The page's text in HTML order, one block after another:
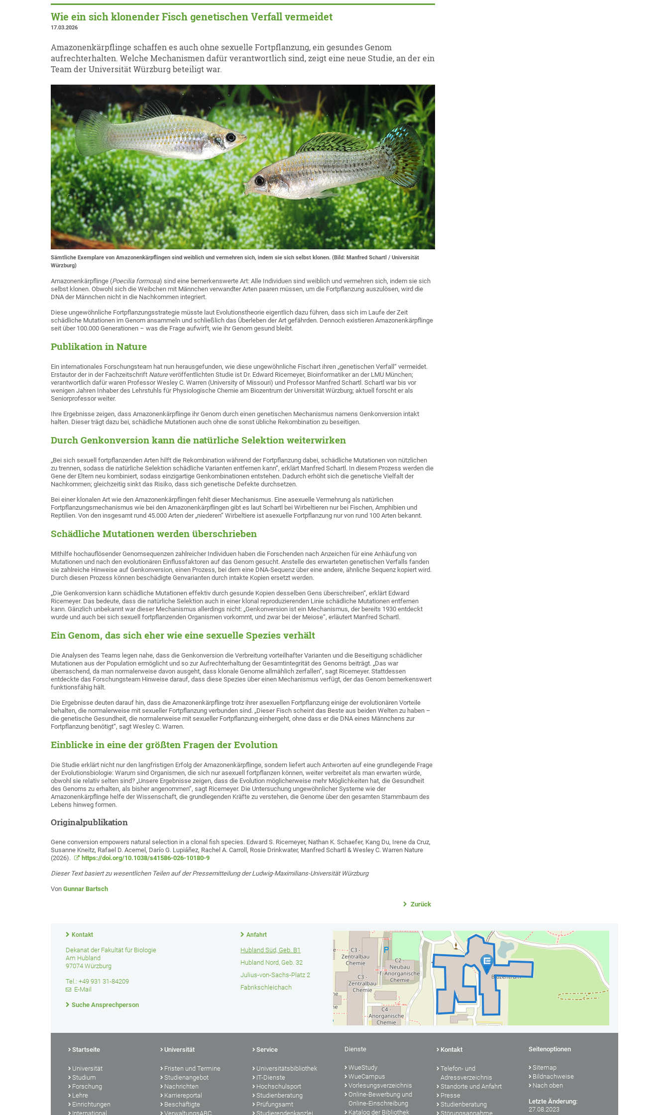
Wie ein sich klonender Fisch genetischen Verfall vermeidet
17.03.2026
Amazonenkärpflinge schaffen es auch ohne sexuelle Fortpflanzung, ein gesundes Genom
aufrechterhalten. Welche Mechanismen dafür verantwortlich sind, zeigt eine neue Studie, an der ein
Team der Universität Würzburg beteiligt war.
Sämtliche Exemplare von Amazonenkärpflingen sind weiblich und vermehren sich, indem sie sich selbst klonen. (Bild: Manfred Schartl / Universität
Würzburg)
Amazonenkärpflinge (Poecilia formosa) sind eine bemerkenswerte Art: Alle Individuen sind weiblich und vermehren sich, indem sie sich
selbst klonen. Obwohl sich die Weibchen mit Männchen verwandter Arten paaren müssen, um die Fortpflanzung auszulösen, wird die
DNA der Männchen nicht in die Nachkommen integriert.
Diese ungewöhnliche Fortpflanzungsstrategie müsste laut Evolutionstheorie eigentlich dazu führen, dass sich im Laufe der Zeit
schädliche Mutationen im Genom ansammeln und schließlich das Überleben der Art gefährden. Dennoch existieren Amazonenkärpflinge
seit über 100.000 Generationen – was die Frage aufwirft, wie ihr Genom gesund bleibt.
Publikation in Nature
Ein internationales Forschungsteam hat nun herausgefunden, wie diese ungewöhnliche Fischart ihren „genetischen Verfall“ vermeidet.
Erstautor der in der Fachzeitschrift Natureveröffentlichten Studie ist Dr. Edward Ricemeyer, Bioinformatiker an der LMU München;
verantwortlich dafür waren Professor Wesley C. Warren (University of Missouri) und Professor Manfred Schartl. Schartl war bis vor
wenigen Jahren Inhaber des Lehrstuhls für Physiologische Chemie am Biozentrum der Universität Würzburg; aktuell forscht er als
Seniorprofessor weiter.
Ihre Ergebnisse zeigen, dass Amazonenkärpflinge ihr Genom durch einen genetischen Mechanismus namens Genkonversion intakt
halten. Dieser trägt dazu bei, schädliche Mutationen auch ohne die sonst übliche Rekombination zu beseitigen.
Durch Genkonversion kann die natürliche Selektion weiterwirken
„Bei sich sexuell fortpflanzenden Arten hilft die Rekombination während der Fortpflanzung dabei, schädliche Mutationen von nützlichen
zu trennen, sodass die natürliche Selektion schädliche Varianten entfernen kann“, erklärt Manfred Schartl. In diesem Prozess werden die
Gene der Eltern neu kombiniert, sodass einzigartige Genkombinationen entstehen. Dadurch erhöht sich die genetische Vielfalt der
Nachkommen; gleichzeitig sinkt das Risiko, dass sich genetische Defekte durchsetzen.
Bei einer klonalen Art wie den Amazonenkärpflingen fehlt dieser Mechanismus. Eine asexuelle Vermehrung als natürlichen
Fortpflanzungsmechanismus wie bei den Amazonenkärpflingen gibt es laut Schartl bei Wirbeltieren nur bei Fischen, Amphibien und
Reptilien. Von den insgesamt rund 45.000 Arten der „niederen“ Wirbeltiere ist asexuelle Fortpflanzung nur von rund 100 Arten bekannt.
Schädliche Mutationen werden überschrieben
Mithilfe hochauflösender Genomsequenzen zahlreicher Individuen haben die Forschenden nach Anzeichen für eine Anhäufung von
Mutationen und nach den evolutionären Einflussfaktoren auf das Genom gesucht. Anstelle des erwarteten genetischen Verfalls fanden
sie zahlreiche Hinweise auf Genkonversion, einen Prozess, bei dem eine DNA-Sequenz über eine andere, ähnliche Sequenz kopiert wird.
Durch diesen Prozess können beschädigte Genvarianten durch intakte Kopien ersetzt werden.
„Die Genkonversion kann schädliche Mutationen effektiv durch gesunde Kopien desselben Gens überschreiben“, erklärt Edward
Ricemeyer. Das bedeute, dass die natürliche Selektion auch in einer klonal reproduzierenden Linie schädliche Mutationen entfernen
kann. Gänzlich unbekannt war dieser Mechanismus allerdings nicht: „Genkonversion ist ein Mechanismus, der bereits 1930 entdeckt
wurde und auch bei sich sexuell fortpflanzenden Organismen vorkommt, und zwar bei der Meiose“, erläutert Manfred Schartl.
Ein Genom, das sich eher wie eine sexuelle Spezies verhält
Die Analysen des Teams legen nahe, dass die Genkonversion die Verbreitung vorteilhafter Varianten und die Beseitigung schädlicher
Mutationen aus der Population ermöglicht und so zur Aufrechterhaltung der Gesamtintegrität des Genoms beiträgt. „Das war
überraschend, da man normalerweise davon ausgeht, dass klonale Genome allmählich zerfallen“, sagt Ricemeyer. Stattdessen
entdeckte das Forschungsteam Hinweise darauf, dass diese Spezies über einen Mechanismus verfügt, der das Genom bemerkenswert
funktionsfähig hält.
Die Ergebnisse deuten darauf hin, dass die Amazonenkärpflinge trotz ihrer asexuellen Fortpflanzung einige der evolutionären Vorteile
behalten, die normalerweise mit sexueller Fortpflanzung verbunden sind. „Dieser Fisch scheint das Beste aus beiden Welten zu haben –
die genetische Gesundheit, die normalerweise mit sexueller Fortpflanzung einhergeht, ohne dass er die DNA eines Männchens zur
Fortpflanzung benötigt“, sagt Wesley C. Warren.
Einblicke in eine der größten Fragen der Evolution
Die Studie erklärt nicht nur den langfristigen Erfolg der Amazonenkärpflinge, sondern liefert auch Antworten auf eine grundlegende Frage
der Evolutionsbiologie: Warum sind Organismen, die sich nur asexuell fortpflanzen können, weiter verbreitet als man erwarten würde,
obwohl sie relativ selten sind? „Unsere Ergebnisse zeigen, dass die Evolution möglicherweise mehr Möglichkeiten hat, die Gesundheit
des Genoms zu erhalten, als bisher angenommen“, sagt Ricemeyer. Die Untersuchung ungewöhnlicher Systeme wie der
Amazonenkärpflinge helfe der Wissenschaft, die grundlegenden Kräfte zu verstehen, die Genome über den gesamten Stammbaum des
Lebens hinweg formen.
Originalpublikation
Gene conversion empowers natural selection in a clonal fish species. Edward S. Ricemeyer, Nathan K. Schaefer, Kang Du, Irene da Cruz,
Susanne Kneitz, Rafael D. Acemel, Darío G. Lupiáñez, Rachel A. Carroll, Rosie Drinkwater, Manfred Schartl & Wesley C. Warren Nature
(2026).
https://doi.org/10.1038/s41586-026-10180-9
Dieser Text basiert zu wesentlichen Teilen auf der Pressemitteilung der Ludwig-Maximilians-Universität Würzburg
Von Gunnar Bartsch
Zurück
Kontakt
Dekanat der Fakultät für Biologie
Am Hubland
97074 Würzburg
Tel.: +49 931 31-84209
E-Mail
Suche Ansprechperson
Anfahrt
Hubland Süd, Geb. B1
Hubland Nord, Geb. 32
Julius-von-Sachs-Platz 2
Fabrikschleichach
Startseite
Universität
Studium
Forschung
Lehre
Einrichtungen
International
Universität
Fristen und Termine
Studienangebot
Nachrichten
Karriereportal
Beschäftigte
VerwaltungsABC
Service
Universitätsbibliothek
IT-Dienste
Hochschulsport
Studienberatung
Prüfungsamt
Studierendenkanzlei
Dienste
WueStudy
WueCampus
Vorlesungsverzeichnis
Online-Bewerbung und
Online-Einschreibung
Katalog der Bibliothek
Kontakt
Telefon- und
Adressverzeichnis
Standorte und Anfahrt
Presse
Studienberatung
Störungsannahme
Seitenoptionen
Sitemap
Bildnachweise
Nach oben
Letzte Änderung:
27.08.2023